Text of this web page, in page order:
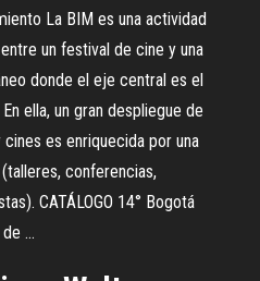
La BIM es una actividad
un festival de cine y una
donde el eje central es el
ella, un gran despliegue de
es enriquecida por una
conferencias,
CATÁLOGO 14° Bogotá
...